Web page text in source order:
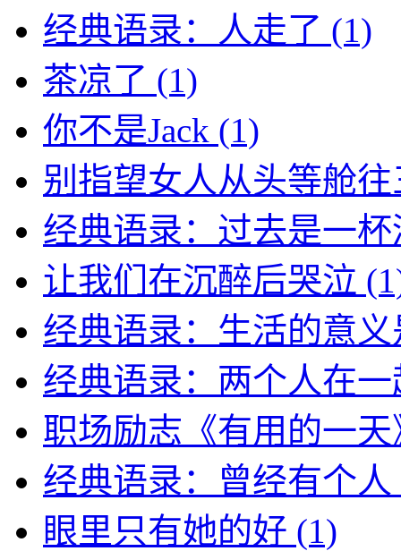
经典语录：人走了 (1)
茶凉了 (1)
你不是Jack (1)
别指望女人从头等舱
经典语录：过去是一
让我们在沉醉后哭泣
经典语录：生活的意
经典语录：两个人在
职场励志《有用的一
经典语录：曾经有个人
眼里只有她的好 (1)